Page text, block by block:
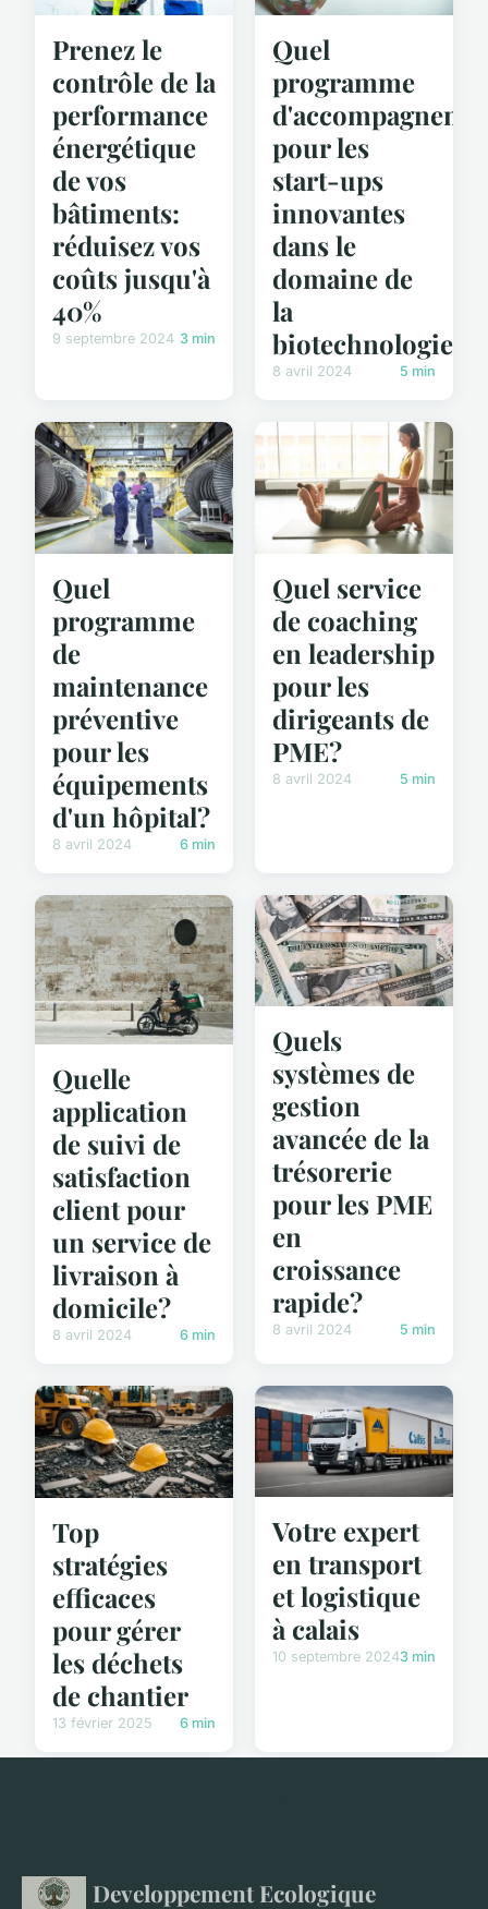
Prenez le
contrôle de la
performance
énergétique
de vos
bâtiments:
réduisez vos
coûts jusqu'à
40%
9 septembre 2024 3 min
Quel
programme
pour les
start-ups
innovantes
dans le
domaine de
la
biotechnologie?
8 avril 2024 5 min
Quel
programme
de
maintenance
préventive
pour les
équipements
d'un hôpital?
8 avril 2024 6 min
Quel service
de coaching
en leadership
pour les
dirigeants de
PME?
8 avril 2024 5 min
Quelle
application
de suivi de
satisfaction
client pour
un service de
livraison à
domicile?
8 avril 2024 6 min
Quels
systèmes de
gestion
avancée de la
trésorerie
pour les PME
en
croissance
rapide?
8 avril 2024 5 min
Top
stratégies
efficaces
pour gérer
les déchets
de chantier
13 février 2025 6 min
Votre expert
en transport
et logistique
à calais
10 septembre 20243 min
Developpement Ecologique